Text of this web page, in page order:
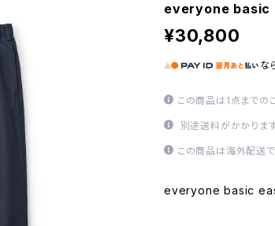
everyone basic
¥30,800
な
この商品は1点までの
別途送料がかかりま
この商品は海外配送で
everyone basic